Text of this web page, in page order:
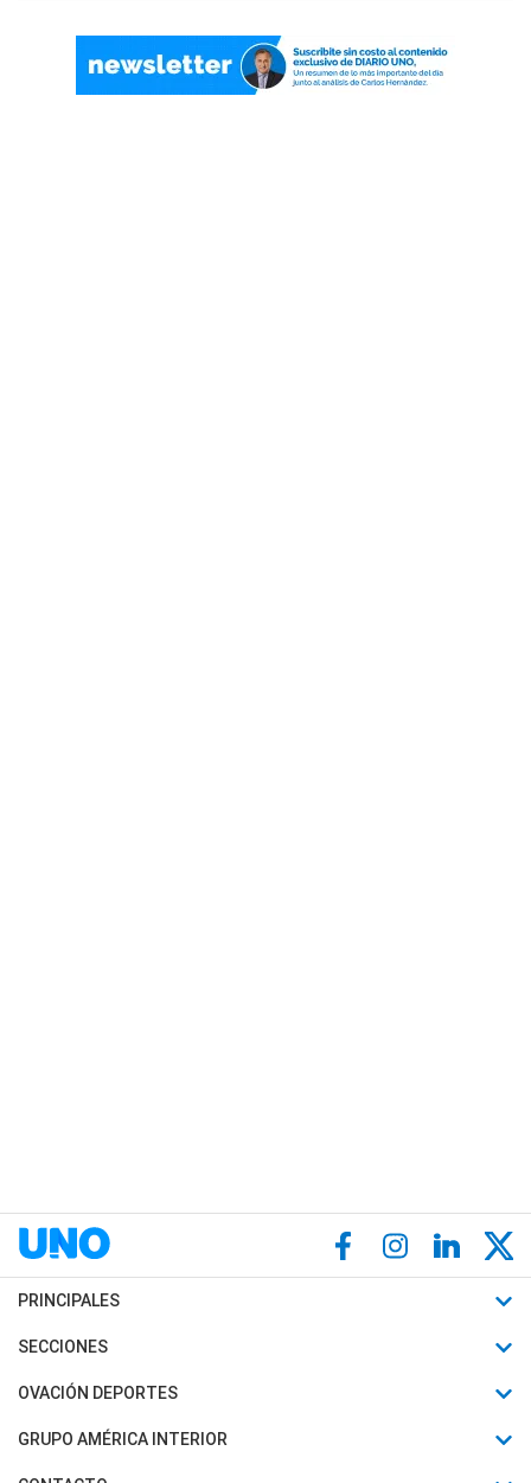
PRINCIPALES
Últimas Noticias
Política
SECCIONES
Horóscopo
Motores
OVACIÓN DEPORTES
Fútbol
Mundial
GRUPO AMÉRICA INTERIOR